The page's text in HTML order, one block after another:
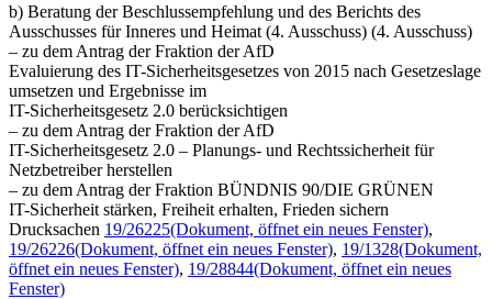
b) Beratung der Beschlussempfehlung und des Berichts des
Ausschusses für Inneres und Heimat (4. Ausschuss) (4. Ausschuss)
– zu dem Antrag der Fraktion der AfD
Evaluierung des IT-Sicherheitsgesetzes von 2015 nach Gesetzeslage
umsetzen und Ergebnisse im
IT-Sicherheitsgesetz 2.0 berücksichtigen
– zu dem Antrag der Fraktion der AfD
IT-Sicherheitsgesetz 2.0 – Planungs- und Rechtssicherheit für
Netzbetreiber herstellen
– zu dem Antrag der Fraktion BÜNDNIS 90/DIE GRÜNEN
IT-Sicherheit stärken, Freiheit erhalten, Frieden sichern
Drucksachen 19/26225(Dokument, öffnet ein neues Fenster),
19/26226(Dokument, öffnet ein neues Fenster), 19/1328(Dokument,
öffnet ein neues Fenster), 19/28844(Dokument, öffnet ein neues
Fenster)